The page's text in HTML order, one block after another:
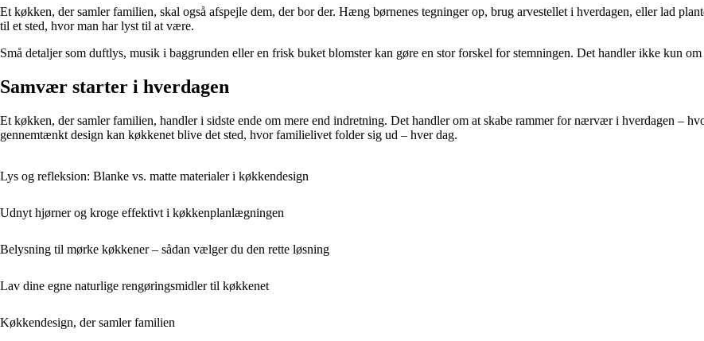
Et køkken, der samler familien, skal også afspejle dem, der bor der. Hæng børnenes tegninger op, brug arvestellet i hverdagen, eller lad
til et sted, hvor man har lyst til at være.
Små detaljer som duftlys, musik i baggrunden eller en frisk buket blomster kan gøre en stor forskel for stemningen. Det handler ikke kun
Samvær starter i hverdagen
Et køkken, der samler familien, handler i sidste ende om mere end indretning. Det handler om at skabe rammer for nærvær i hverdagen –
gennemtænkt design kan køkkenet blive det sted, hvor familielivet folder sig ud – hver dag.
Lys og refleksion: Blanke vs. matte materialer i køkkendesign
Udnyt hjørner og kroge effektivt i køkkenplanlægningen
Belysning til mørke køkkener – sådan vælger du den rette løsning
Lav dine egne naturlige rengøringsmidler til køkkenet
Køkkendesign, der samler familien